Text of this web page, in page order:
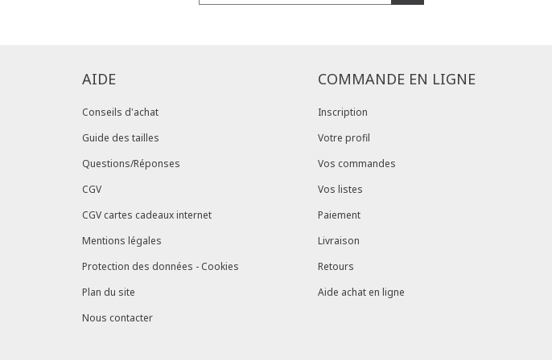
AIDE
Conseils d'achat
Guide des tailles
Questions/Réponses
CGV
CGV cartes cadeaux internet
Mentions légales
Protection des données - Cookies
Plan du site
Nous contacter
COMMANDE EN LIGNE
Inscription
Votre profil
Vos commandes
Vos listes
Paiement
Livraison
Retours
Aide achat en ligne